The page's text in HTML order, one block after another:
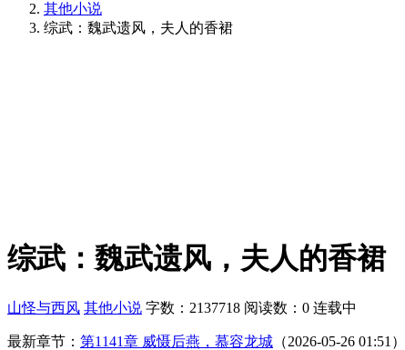
其他小说
综武：魏武遗风，夫人的香裙
综武：魏武遗风，夫人的香裙
山怪与西风 其他小说 字数：2137718 阅读数：0 连载中
最新章节： 第1141章 威慑后燕，慕容龙城 （2026-05-26 01:51）